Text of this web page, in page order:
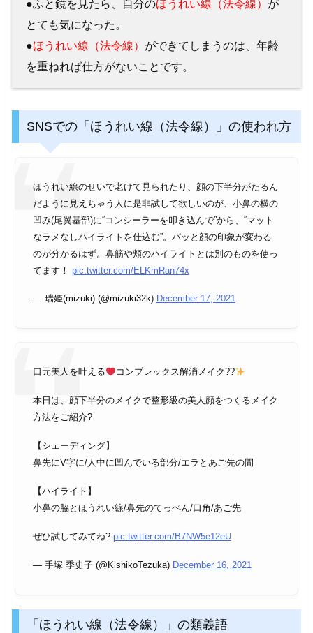
●ふと鏡を見たら、自分のほうれい線（法令線） が
とても気になった。
●ほうれい線（法令線） ができてしまうのは、年齢
を重ねれば仕方がないことです。
SNSでの「ほうれい線（法令線）」の使われ方
ほうれい線のせいで老けて見られたり、顔の下半分がたるん
だように見えちゃう人に是非試して欲しいのが、小鼻の横の
凹み(尾翼基部)に“コンシーラーを叩き込んで”から、“マット
なラメなしハイライトを仕込む”。パッと顔の印象が変わる
のが分かるはず。鼻筋や頬のハイライトとは別のものを使っ
てます！ pic.twitter.com/ELKmRan74x
— 瑞姫(mizuki) (@mizuki32k) December 17, 2021
口元美人を叶える コンプレックス解消メイク??
本日は、顔下半分のメイクで整形級の美人顔をつくるメイク
方法をご紹介?
【シェーディング】
鼻先にV字に/人中に凹んでいる部分/エラとあご先の間
【ハイライト】
小鼻の脇とほうれい線/鼻先のてっぺん/口角/あご先
ぜひ試してみてね? pic.twitter.com/B7NW5e12eU
— 手塚 季史子 (@KishikoTezuka) December 16, 2021
「ほうれい線（法令線）」の類義語